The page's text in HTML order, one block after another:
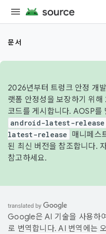
문서
2026년부터 트렁크 안정 개
랫폼 안정성을 보장하기 위
코드를 게시합니다. AOSP를
android-latest-release
latest-release
매니페스
된 최신 버전을 참조합니다.
참고하세요.
Google은 AI 기술을 사용하
로 번역합니다. AI 번역에는